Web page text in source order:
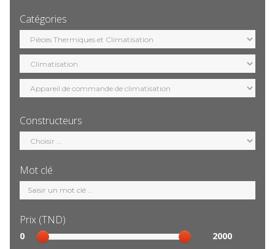
Catégories
Sélection
catégorie
Constructeurs
Sélection
constructeur
Mot clé
Mot
clé
Prix (TND)
Sélection
prix
0 2000